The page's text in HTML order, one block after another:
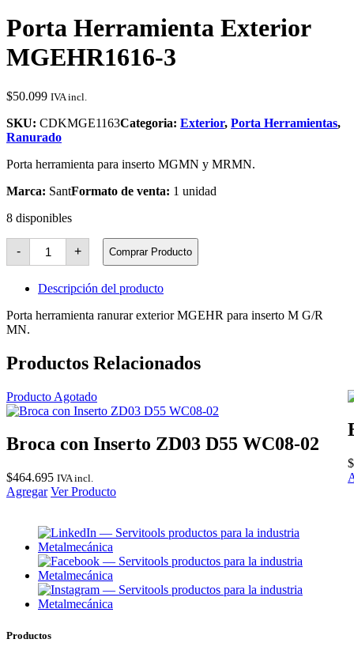
Porta Herramienta Exterior
MGEHR1616-3
$50.099 IVA incl.
SKU: CDKMGE1163Categoria: Exterior, Porta Herramientas,
Ranurado
Porta herramienta para inserto MGMN y MRMN.
Marca: SantFormato de venta: 1 unidad
8 disponibles
-
Porta
Herramienta
Exterior
MGEHR1616-
+ Comprar Producto
Descripción del producto
Porta herramienta ranurar exterior MGEHR para inserto M G/R
MN.
Productos Relacionados
Producto Agotado
Broca con Inserto ZD03 D55 WC08-02
$464.695 IVA incl.
Agregar Ver Producto
$
Productos